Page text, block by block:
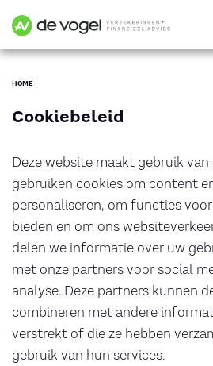
HOME
Cookiebeleid
Deze website maakt gebruik van
gebruiken cookies om content
personaliseren, om functies
bieden en om ons
delen we informatie over uw
met onze partners voor social
analyse. Deze partners kunnen
combineren met andere
verstrekt of die ze hebben
gebruik van hun services.